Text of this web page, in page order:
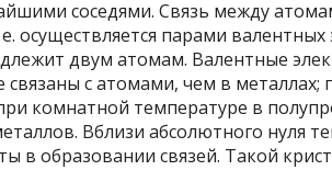
соседями. Связь между
осуществляется парами
двум атомам. Валентные
связаны с атомами, чем в
комнатной температуре в
Вблизи абсолютного нуля
в образовании связей. Такой